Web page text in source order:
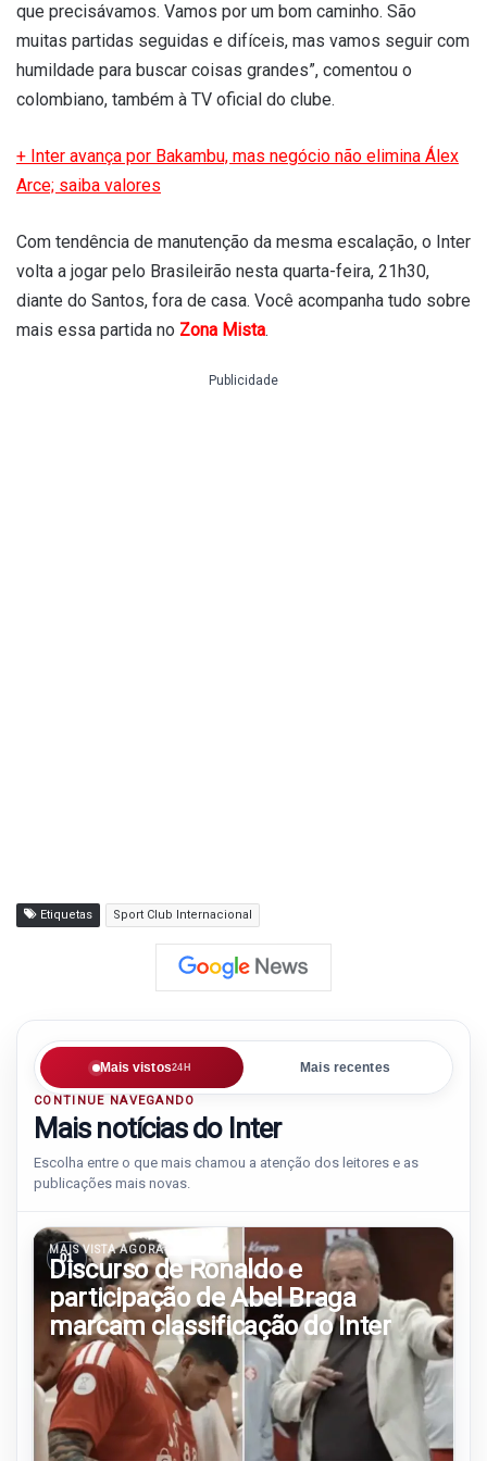
que precisávamos. Vamos por um bom caminho. São
muitas partidas seguidas e difíceis, mas vamos seguir com
humildade para buscar coisas grandes”, comentou o
colombiano, também à TV oficial do clube.
+ Inter avança por Bakambu, mas negócio não elimina Álex
Arce; saiba valores
Com tendência de manutenção da mesma escalação, o Inter
volta a jogar pelo Brasileirão nesta quarta-feira, 21h30,
diante do Santos, fora de casa. Você acompanha tudo sobre
mais essa partida no Zona Mista.
Publicidade
Etiquetas Sport Club Internacional
Mais vistos24H Mais recentes
CONTINUE NAVEGANDO
Mais notícias do Inter
Escolha entre o que mais chamou a atenção dos leitores e as
publicações mais novas.
01
MAIS VISTA AGORA
Discurso de Ronaldo e
participação de Abel Braga
marcam classificação do Inter